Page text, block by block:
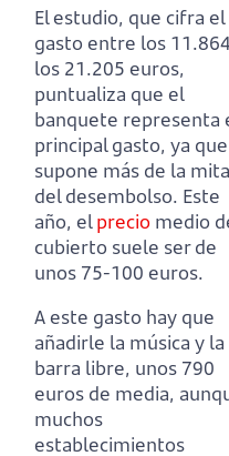
El estudio, que cifra el
gasto entre los
los 21.205 euros,
puntualiza que el
banquete representa
principal gasto, ya que
supone más de la
del desembolso. Este
año, elprecio medio
cubierto suele ser de
unos 75-100 euros.
A este gasto hay que
añadirle la música y la
barra libre, unos 790
euros de media,
muchos
establecimientos